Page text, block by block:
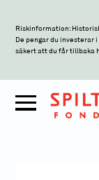
Riskinformation:
De pengar du investerar
säkert att du får tillbaka